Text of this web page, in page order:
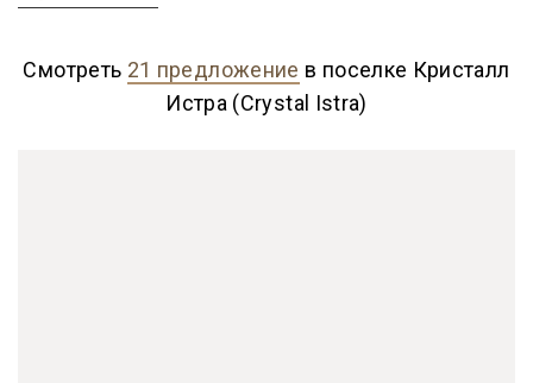
Смотреть 21 предложение в поселке Кристалл
Истра (Crystal Istra)